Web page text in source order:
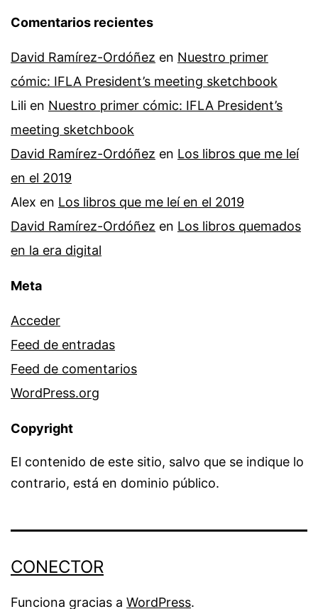
Comentarios recientes
David Ramírez-Ordóñez en Nuestro primer
cómic: IFLA President’s meeting sketchbook
Lili en Nuestro primer cómic: IFLA President’s
meeting sketchbook
David Ramírez-Ordóñez en Los libros que me leí
en el 2019
Alex en Los libros que me leí en el 2019
David Ramírez-Ordóñez en Los libros quemados
en la era digital
Meta
Acceder
Feed de entradas
Feed de comentarios
WordPress.org
Copyright
El contenido de este sitio, salvo que se indique lo
contrario, está en dominio público.
CONECTOR
Funciona gracias a WordPress.